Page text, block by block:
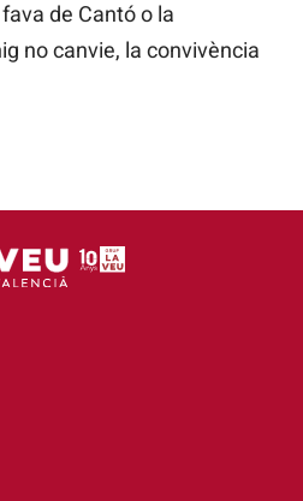
de Cantó o la
no canvie, la convivència